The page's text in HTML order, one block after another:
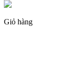
Giỏ hàng